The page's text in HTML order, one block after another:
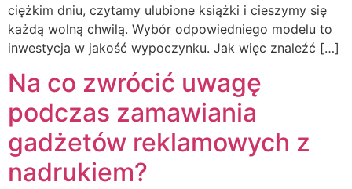
ciężkim dniu, czytamy ulubione książki i cieszymy się
każdą wolną chwilą. Wybór odpowiedniego modelu to
inwestycja w jakość wypoczynku. Jak więc znaleźć […]
Na co zwrócić uwagę
podczas zamawiania
gadżetów reklamowych z
nadrukiem?